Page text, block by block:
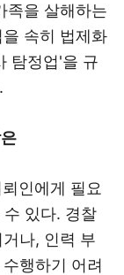
족을 살해하는
속히 법제화
탐정업'을 규
인에게 필요
있다. 경찰
나, 인력 부
행하기 어려